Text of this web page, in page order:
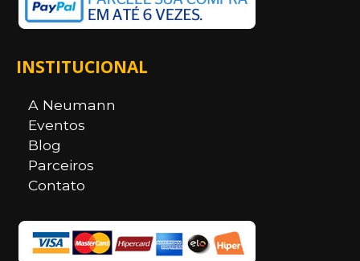
INSTITUCIONAL
A Neumann
Eventos
Blog
Parceiros
Contato